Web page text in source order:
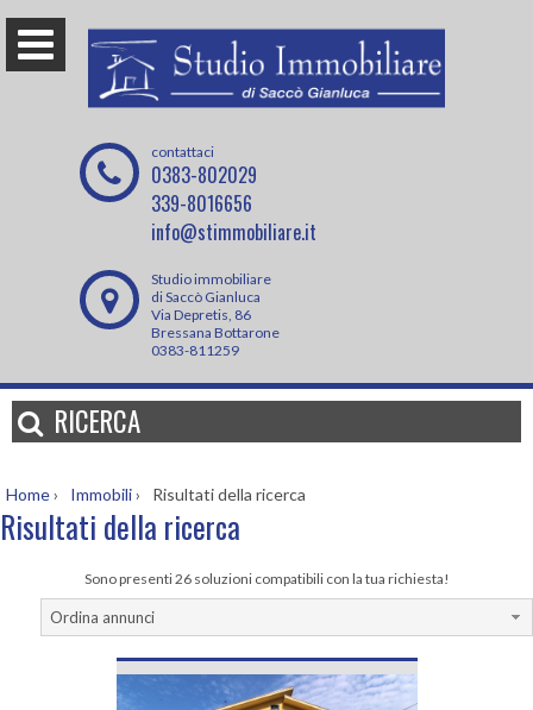
contattaci
0383-802029
339-8016656
info@stimmobiliare.it
Studio immobiliare
di Saccò Gianluca
Via Depretis, 86
Bressana Bottarone
0383-811259
RICERCA
Home› Immobili› Risultati della ricerca
Risultati della ricerca
Sono presenti 26 soluzioni compatibili con la tua richiesta!
Ordina annunci